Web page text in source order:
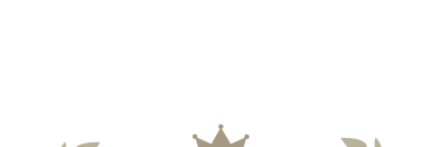
多世帯住宅 別荘・リゾートハウス